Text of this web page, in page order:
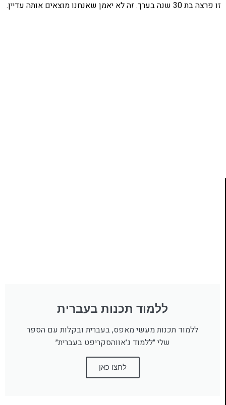
זו פרצה בת 30 שנה בערך. זה לא יאמן שאנחנו מוצאים אותה עדיין.
ללמוד תכנות בעברית
ללמוד תכנות מעשי מאפס, בעברית ובקלות עם הספר
שלי ״ללמוד ג׳אווהסקריפט בעברית״
לחצו כאן